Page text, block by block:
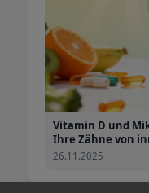
Vitamin D und
Ihre Zähne von
26.11.2025